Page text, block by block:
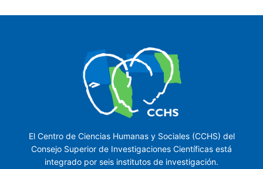
El Centro de Ciencias Humanas y Sociales (CCHS) del
Consejo Superior de Investigaciones Científicas está
integrado por seis institutos de investigación.